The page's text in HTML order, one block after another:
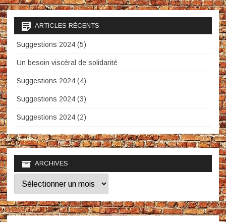
ARTICLES RÉCENTS
Suggestions 2024 (5)
Un besoin viscéral de solidarité
Suggestions 2024 (4)
Suggestions 2024 (3)
Suggestions 2024 (2)
ARCHIVES
Archives